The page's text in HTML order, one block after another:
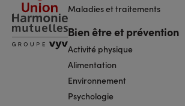
Maladies et traitements
Bien être et prévention
Activité physique
Alimentation
Environnement
Psychologie